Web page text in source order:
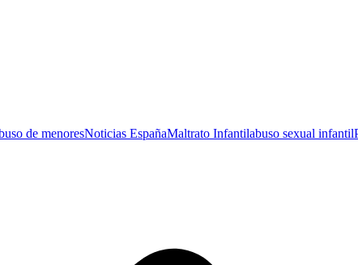
de menoresNoticias EspañaMaltrato Infantilabuso sexual infantil